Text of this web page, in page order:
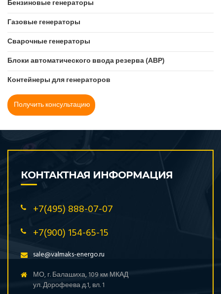
JCB (Великобритания)
Kirloskar (Индия)
KOGEL (Великобритания)
KOHLER-SDMO (Франция)
Kubota (Япония)
Leega (Китай)
MGE (Нидерланды)
Mitsubishi (Япония)
Mitsudiesel
Mitsui
MVAE
Onis VISA (Италия)
PowerLink (Великобритания)
PowerLink (Китай)
Pramac (Италия)
RID (Германия)
Teksan (Турция)
Toyo (Япония)
Бензиновые генераторы
Газовые генераторы
Сварочные генераторы
Блоки автоматического ввода резерва (АВР)
Контейнеры для генераторов
Получить консультацию
КОНТАКТНАЯ ИНФОРМАЦИЯ
+7(495) 888-07-07
+7(900) 154-65-15
sale@valmaks-energo.ru
МО, г. Балашиха, 109 км МКАД
ул. Дорофеева д.1, вл. 1